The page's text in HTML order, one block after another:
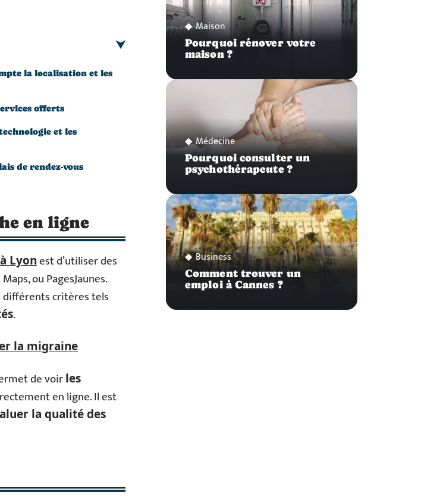
la localisation et les
offerts
et les
de rendez-vous
en ligne
Lyonest d’utiliser des
ou PagesJaunes.
critères tels
.
la migraine
de voirles
en ligne. Il est
la qualité des
Maison
Pourquoi rénover votre
maison ?
Médecine
Pourquoi consulter un
psychothérapeute ?
Business
Comment trouver un
emploi à Cannes ?